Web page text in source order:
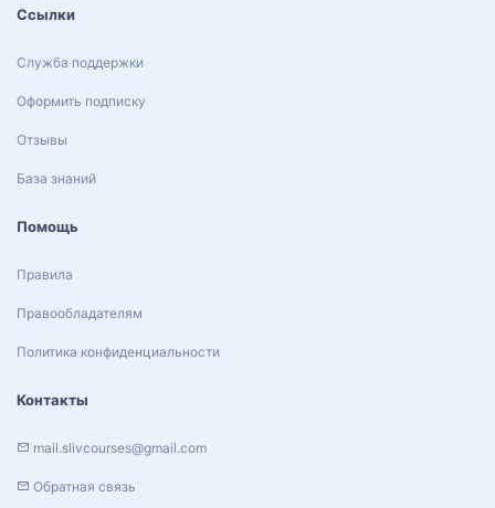
Ссылки
Служба поддержки
Оформить подписку
Отзывы
База знаний
Помощь
Правила
Правообладателям
Политика конфиденциальности
Контакты
mail.slivcourses@gmail.com
Обратная связь